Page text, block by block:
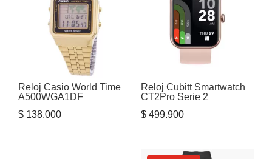
Reloj Casio World Time
A500WGA1DF
$ 138.000
Reloj Cubitt Smartwatch
CT2Pro Serie 2
$499.900